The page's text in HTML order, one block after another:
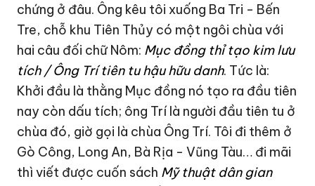
chứng ở đâu. Ông kêu tôi xuống Ba Tri - Bến
Tre, chỗ khu Tiên Thủy có một ngôi chùa với
hai câu đối chữ Nôm: Mục đồng thỉ tạo kim lưu
tích / Ông Trí tiên tu hậu hữu danh. Tức là:
Khởi đầu là thằng Mục đồng nó tạo ra đầu tiên
nay còn dấu tích; ông Trí là người đầu tiên tu ở
chùa đó, giờ gọi là chùa Ông Trí. Tôi đi thêm ở
Gò Công, Long An, Bà Rịa - Vũng Tàu… đi mãi
thì viết được cuốn sách Mỹ thuật dân gian